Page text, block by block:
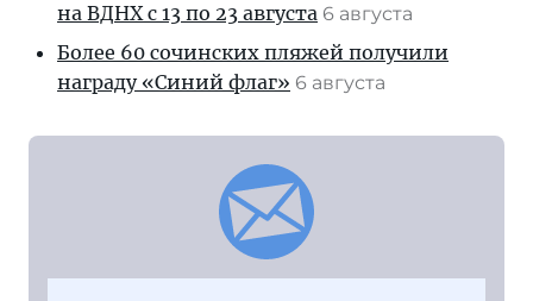
на ВДНХ с 13 по 23 августа 6 августа
Более 60 сочинских пляжей получили
награду «Синий флаг» 6 августа